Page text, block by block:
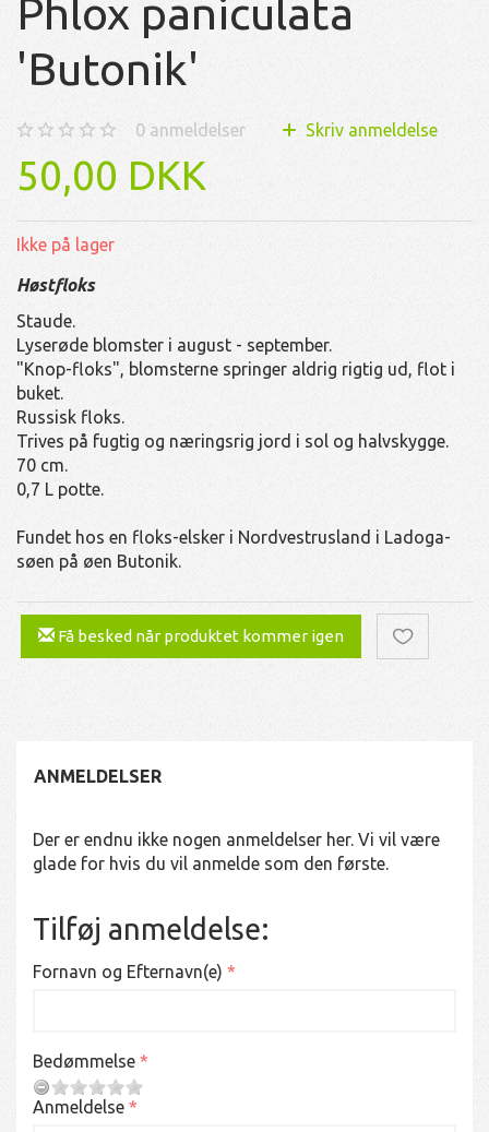
Phlox paniculata
'Butonik'
0 anmeldelser Skriv anmeldelse
50,00 DKK
Ikke på lager
Høstfloks
Staude.
Lyserøde blomster i august - september.
"Knop-floks", blomsterne springer aldrig rigtig ud, flot i
buket.
Russisk floks.
Trives på fugtig og næringsrig jord i sol og halvskygge.
70 cm.
0,7 L potte.
Fundet hos en floks-elsker i Nordvestrusland i Ladoga-
søen på øen Butonik.
Få besked når produktet kommer igen
ANMELDELSER
Der er endnu ikke nogen anmeldelser her. Vi vil være
glade for hvis du vil anmelde som den første.
Tilføj anmeldelse:
Fornavn og Efternavn(e)
Bedømmelse
Anmeldelse